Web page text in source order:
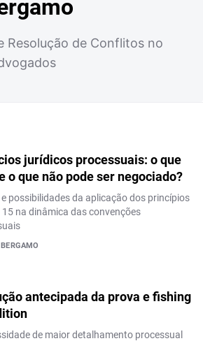
Resolução de Conflitos no
jurídicos processuais: o que
o que não pode ser negociado?
possibilidades da aplicação dos princípios
15 na dinâmica das convenções
antecipada da prova e fishing
de maior detalhamento processual